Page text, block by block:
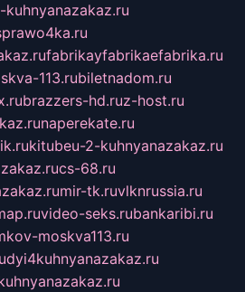
fabrikayfabrikaefabrika.ru
113.rubiletnadom.ru
brazzers-hd.ruz-host.ru
naperekate.ru
kitubeu-2-kuhnyanazakaz.ru
cs-68.ru
mir-tk.ruvlknrussia.ru
video-seks.rubankaribi.ru
moskva113.ru